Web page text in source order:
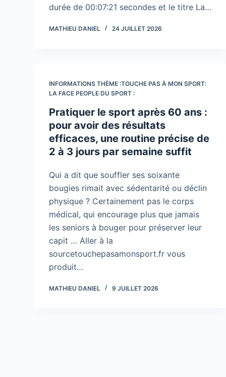
durée de 00:07:21 secondes et le titre La…
MATHIEU DANIEL 24 JUILLET 2026
INFORMATIONS THÈME :TOUCHE PAS À MON SPORT:
LA FACE PEOPLE DU SPORT :
Pratiquer le sport après 60 ans :
pour avoir des résultats
efficaces, une routine précise de
2 à 3 jours par semaine suffit
Qui a dit que souffler ses soixante
bougies rimait avec sédentarité ou déclin
physique ? Certainement pas le corps
médical, qui encourage plus que jamais
les seniors à bouger pour préserver leur
capit … Aller à la
sourcetouchepasamonsport.fr vous
produit…
MATHIEU DANIEL 9 JUILLET 2026